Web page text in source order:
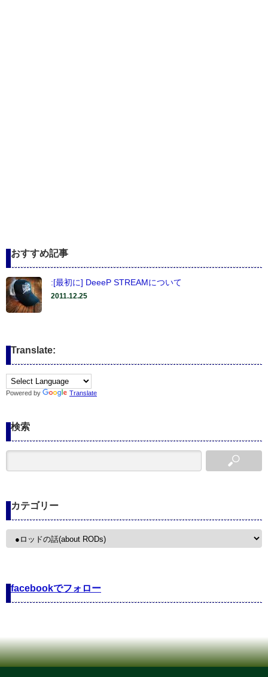
おすすめ記事
:[最初に] DeeeP STREAMについて
2011.12.25
Translate:
Powered by Translate
検索
カテゴリー
カ
facebookでフォロー